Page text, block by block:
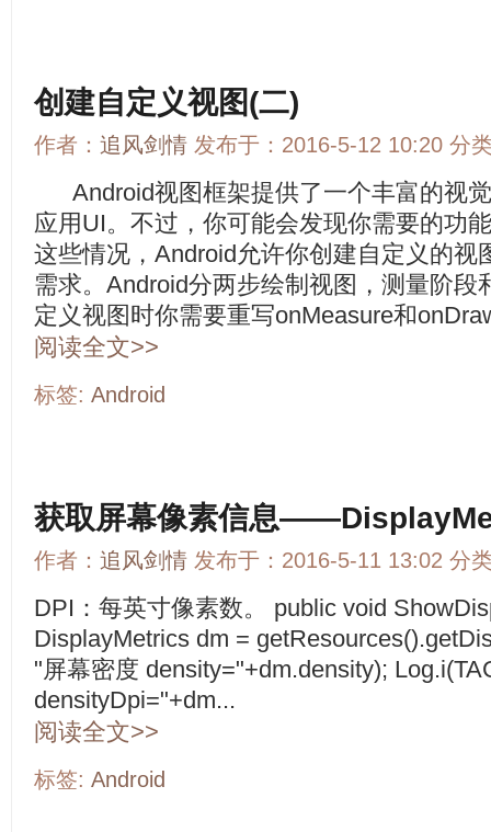
创建自定义视图(二)
作者： 追风剑情 发布于：2016-5-12 10:20 分
Android视图框架提供了一个丰富的视
应用UI。不过，你可能会发现你需要的功
这些情况，Android允许你创建自定义的视
需求。Android分两步绘制视图，测量阶段
定义视图时你需要重写onMeasure和
阅读全文>>
标签: Android
获取屏幕像素信息
作者： 追风剑情 发布于：2016-5-11 13:02 分
DPI：每英寸像素数。 public void
DisplayMetrics dm =
"屏幕密度 density="+dm.density);
densityDpi="+dm...
阅读全文>>
标签: Android